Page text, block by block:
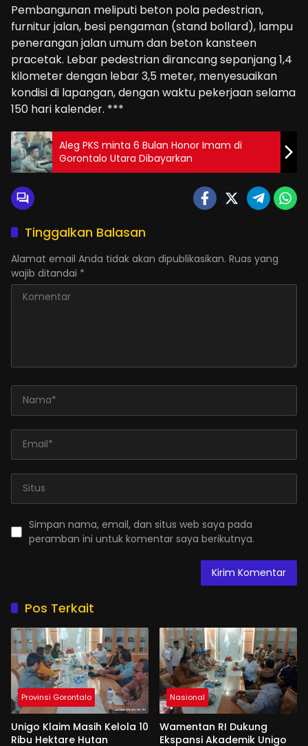
Pembangunan meliputi beton pola pedestrian,
furnitur jalan, besi pengaman (stand bollard), lampu
penerangan jalan umum dan beton kansteen
pracetak. Lebar pedestrian dirancang sepanjang 1,4
kilometer dengan lebar 3,5 meter, menyesuaikan
kondisi di lapangan, dengan waktu pekerjaan selama
150 hari kalender. ***
Aleg PKS minta 6 Bulan Honor Imam di
Gorontalo Utara Dibayarkan
Tinggalkan Balasan
Alamat email Anda tidak akan dipublikasikan. Ruas yang
wajib ditandai *
Simpan nama, email, dan situs web saya pada
peramban ini untuk komentar saya berikutnya.
Pos Terkait
Provinsi Gorontalo
Unigo Klaim Masih Kelola 10
Ribu Hektare Hutan
Nasional
Wamentan RI Dukung
Ekspansi Akademik Unigo